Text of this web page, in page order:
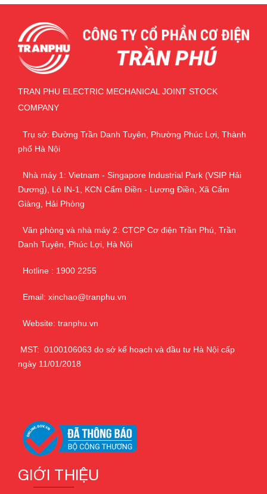
TRAN PHU ELECTRIC MECHANICAL JOINT STOCK
COMPANY
Trụ sở: Đường Trần Danh Tuyên, Phường Phúc Lợi, Thành
phố Hà Nội
Nhà máy 1: Vietnam - Singapore Industrial Park (VSIP Hải
Dương), Lô IN-1, KCN Cẩm Điền - Lương Điền, Xã Cẩm
Giàng, Hải Phòng
Văn phòng và nhà máy 2: CTCP Cơ điện Trần Phú, Trần
Danh Tuyên, Phúc Lợi, Hà Nội
Hotline : 1900 2255
Email: xinchao@tranphu.vn
Website: tranphu.vn
MST: 0100106063 do sở kế hoạch và đầu tư Hà Nội cấp
ngày 11/01/2018
GIỚI THIỆU